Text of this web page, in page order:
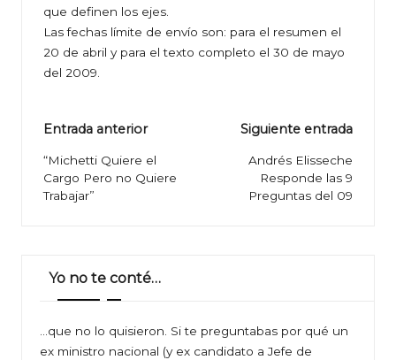
que definen los ejes.
Las fechas límite de envío son: para el resumen el
20 de abril y para el texto completo el 30 de mayo
del 2009.
Navegación
de
entradas
Entrada anterior
“Michetti Quiere el
Cargo Pero no Quiere
Trabajar”
Siguiente entrada
Andrés Elisseche
Responde las 9
Preguntas del 09
Yo no te conté…
…que no lo quisieron. Si te preguntabas por qué un
ex ministro nacional (y ex candidato a Jefe de